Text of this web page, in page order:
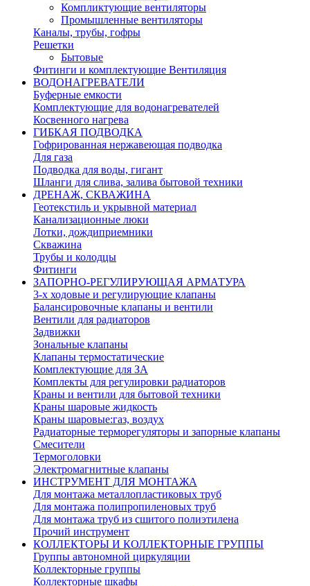
Компликтующие вентиляторы
Промышленные вентиляторы
Каналы, трубы, гофры
Решетки
Бытовые
Фитинги и комплектующие Вентиляция
ВОДОНАГРЕВАТЕЛИ
Буферные емкости
Комплектующие для водонагревателей
Косвенного нагрева
ГИБКАЯ ПОДВОДКА
Гофрированная нержавеющая подводка
Для газа
Подводка для воды, гигант
Шланги для слива, залива бытовой техники
ДРЕНАЖ, СКВАЖИНА
Геотекстиль и укрывной материал
Канализационные люки
Лотки, дождиприемники
Скважина
Трубы и колодцы
Фитинги
ЗАПОРНО-РЕГУЛИРУЮЩАЯ АРМАТУРА
3-х ходовые и регулирующие клапаны
Балансировочные клапаны и вентили
Вентили для радиаторов
Задвижки
Зональные клапаны
Клапаны термостатические
Комплектующие для ЗА
Комплекты для регулировки радиаторов
Краны и вентили для бытовой техники
Краны шаровые жидкость
Краны шаровые:газ, воздух
Радиаторные терморегуляторы и запорные клапаны
Смесители
Термоголовки
Электромагнитные клапаны
ИНСТРУМЕНТ ДЛЯ МОНТАЖА
Для монтажа металлопластиковых труб
Для монтажа полипропиленовых труб
Для монтажа труб из сшитого полиэтилена
Прочий инструмент
КОЛЛЕКТОРЫ И КОЛЛЕКТОРНЫЕ ГРУППЫ
Группы автономной циркуляции
Коллекторные группы
Коллекторные шкафы